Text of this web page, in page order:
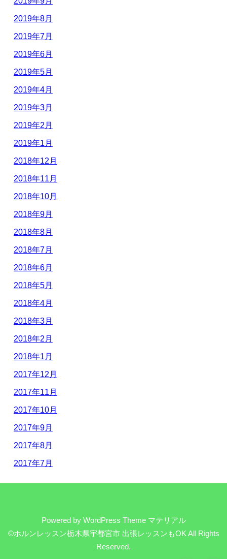
2019年8月
2019年7月
2019年6月
2019年5月
2019年4月
2019年3月
2019年2月
2019年1月
2018年12月
2018年11月
2018年10月
2018年9月
2018年8月
2018年7月
2018年6月
2018年5月
2018年4月
2018年3月
2018年2月
2018年1月
2017年12月
2017年11月
2017年10月
2017年9月
2017年8月
2017年7月
Powered by WordPress Theme マテリアル
©ホルンレッスン栃木県宇都宮市 出張レッスンもOK All Rights
Reserved.